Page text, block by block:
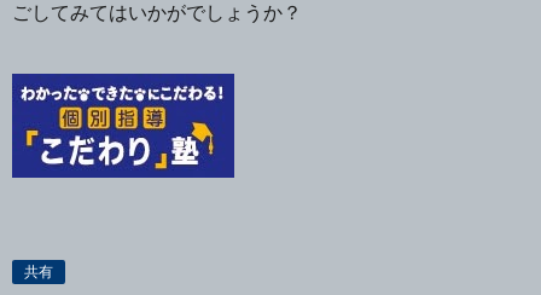
ごしてみてはいかがでしょうか？
共有